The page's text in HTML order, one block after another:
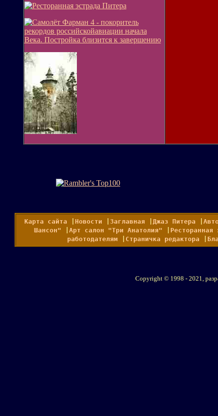
Карта сайта Новости Заглавная Джаз Питера
Шансон"
Арт салон "Три Анатолия"
Ресторанная
работодателям
Страничка редактора
Copyright © 1998 - 2021,